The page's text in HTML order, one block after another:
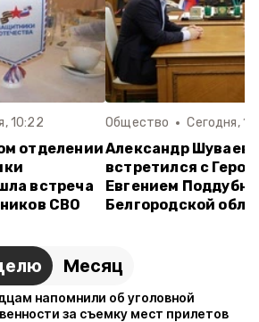
10:22
отделении
встреча
СВО
Общество Сегодня,
Александр Шуваев
встретился с
Евгением
Белгородской
Месяц
напомнили об уголовной
за съемку мест прилетов